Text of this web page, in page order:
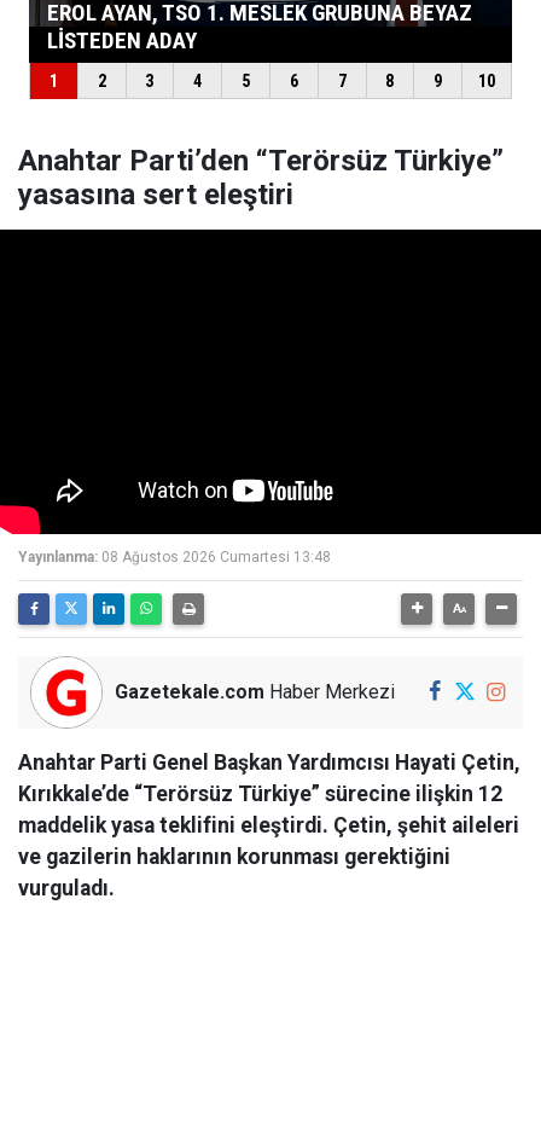
Anahtar Parti’den “Terörsüz Türkiye”
yasasına sert eleştiri
Yayınlanma: 08 Ağustos 2026 Cumartesi 13:48
Gazetekale.com Haber Merkezi
Anahtar Parti Genel Başkan Yardımcısı Hayati Çetin,
Kırıkkale’de “Terörsüz Türkiye” sürecine ilişkin 12
maddelik yasa teklifini eleştirdi. Çetin, şehit aileleri
ve gazilerin haklarının korunması gerektiğini
vurguladı.